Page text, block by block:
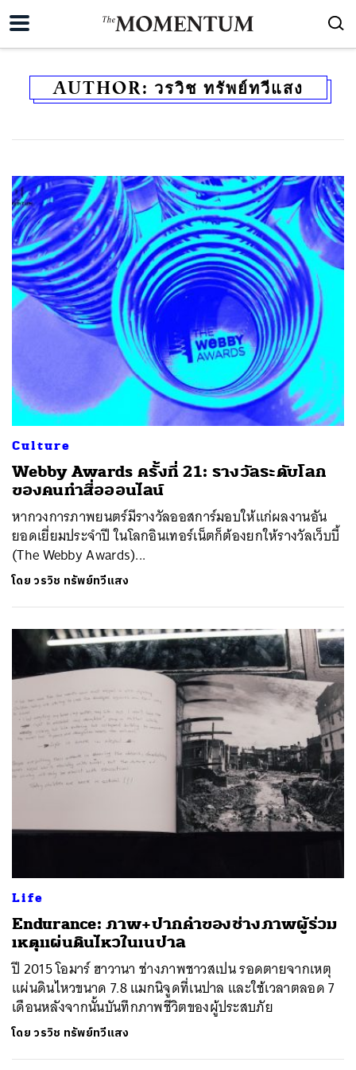
AUTHOR: วรวิช ทรัพย์ทวีแสง
Culture
Webby Awards ครั้งที่ 21: รางวัลระดับโลก
ของคนทำสื่อออนไลน์
หากวงการภาพยนตร์มีรางวัลออสการ์มอบให้แก่ผลงานอัน
ยอดเยี่ยมประจำปี ในโลกอินเทอร์เน็ตก็ต้องยกให้รางวัลเว็บบี้
(The Webby Awards)...
โดยวรวิช ทรัพย์ทวีแสง
Life
Endurance: ภาพ+ปากคำของช่างภาพผู้ร่วม
เหตุแผ่นดินไหวในเนปาล
ปี 2015 โอมาร์ ฮาวานา ช่างภาพชาวสเปน รอดตายจากเหตุ
แผ่นดินไหวขนาด 7.8 แมกนิจูดที่เนปาล และใช้เวลาตลอด 7
เดือนหลังจากนั้นบันทึกภาพชีวิตของผู้ประสบภัย
โดยวรวิช ทรัพย์ทวีแสง
ค้นหา
SHARE TWEET LINE EMAIL